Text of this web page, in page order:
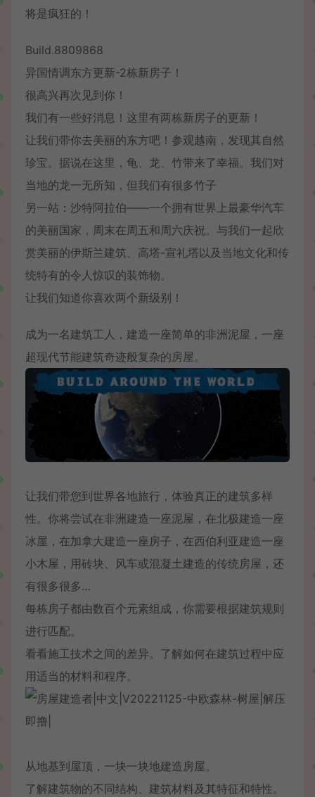
将是疯狂的！
Build.8809868
异国情调东方更新-2栋新房子！
很高兴再次见到你！
我们有一些好消息！这里有两栋新房子的更新！
让我们带你去美丽的东方吧！参观越南，发现其自然
珍宝。据说在这里，龟、龙、竹带来了幸福。我们对
当地的龙一无所知，但我们有很多竹子
另一站：沙特阿拉伯——一个拥有世界上最豪华汽车
的美丽国家，周末在周五和周六庆祝。与我们一起欣
赏美丽的伊斯兰建筑、高塔-宣礼塔以及当地文化和传
统特有的令人惊叹的装饰物。
让我们知道你喜欢两个新级别！
成为一名建筑工人，建造一座简单的非洲泥屋，一座
超现代节能建筑奇迹般复杂的房屋。
让我们带您到世界各地旅行，体验真正的建筑多样
性。你将尝试在非洲建造一座泥屋，在北极建造一座
冰屋，在加拿大建造一座房子，在西伯利亚建造一座
小木屋，用砖块、风车或混凝土建造的传统房屋，还
有很多很多…
每栋房子都由数百个元素组成，你需要根据建筑规则
进行匹配。
看看施工技术之间的差异。了解如何在建筑过程中应
用适当的材料和程序。
从地基到屋顶，一块一块地建造房屋。
了解建筑物的不同结构、建筑材料及其特征和特性。